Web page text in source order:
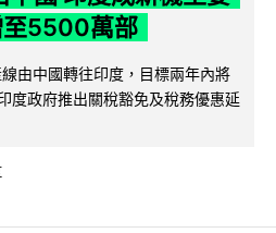
至5500萬部
由中國轉往印度，目標兩年內將
度政府推出關稅豁免及稅務優惠延